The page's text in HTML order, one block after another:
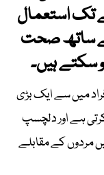
تک استعمال
ساتھ صحت
سکتے ہیں۔
33 کروڑ سے زائد افراد میں سے ایک بڑی
ہے اور دلچسپ
مردوں کے مقابلے